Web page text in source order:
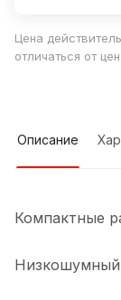
Цена
отличаться от
Описание
Компактные
Низкошумный